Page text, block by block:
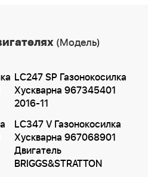
(Модель)
LC247 SP Газонокосилка
Хускварна 967345401
2016-11
LC347 V Газонокосилка
Хускварна 967068901
Двигатель
BRIGGS&STRATTON